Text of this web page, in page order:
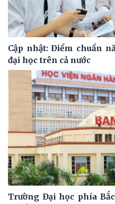
Cập nhật: Điểm chuẩn
đại học trên cả nước
Trường Đại học phía